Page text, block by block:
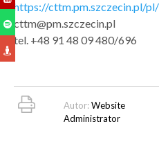
https://cttm.pm.szczecin.pl/pl/
cttm@pm.szczecin.pl
tel. +48 91 48 09 480/696
Autor:Website
Administrator